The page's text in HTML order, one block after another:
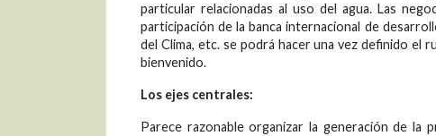
particular relacionadas al uso del agua. Las
participación de la banca internacional de
del Clima, etc. se podrá hacer una vez definido el
bienvenido.
Los ejes centrales:
Parece razonable organizar la generación de la